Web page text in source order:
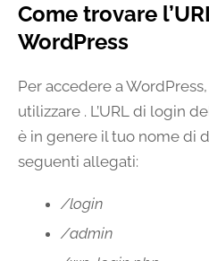
Come trovare
WordPress
Per accedere a
utilizzare . L’URL di login
è in genere il tuo nome di
seguenti allegati:
/login
/admin